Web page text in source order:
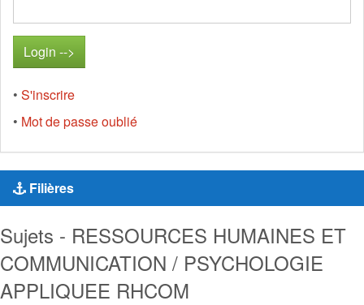
• S'inscrire
• Mot de passe oublié
Filières
Sujets - RESSOURCES HUMAINES ET
COMMUNICATION / PSYCHOLOGIE
APPLIQUEE RHCOM